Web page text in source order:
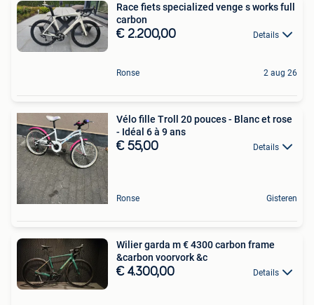
Race fiets specialized venge s works full
carbon
€ 2.200,00 Details
Ronse 2 aug 26
Vélo fille Troll 20 pouces - Blanc et rose
- Idéal 6 à 9 ans
€ 55,00 Details
Ronse Gisteren
Wilier garda m € 4300 ‍️carbon frame
&carbon voorvork &c
€ 4.300,00 Details